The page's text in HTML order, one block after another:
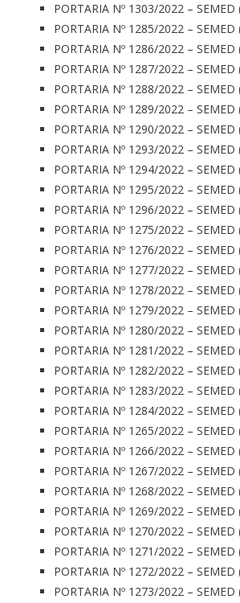
PORTARIA Nº 1303/2022 –
PORTARIA Nº 1285/2022 –
PORTARIA Nº 1286/2022 –
PORTARIA Nº 1287/2022 –
PORTARIA Nº 1288/2022 –
PORTARIA Nº 1289/2022 –
PORTARIA Nº 1290/2022 –
PORTARIA Nº 1293/2022 –
PORTARIA Nº 1294/2022 –
PORTARIA Nº 1295/2022 –
PORTARIA Nº 1296/2022 –
PORTARIA Nº 1275/2022 –
PORTARIA Nº 1276/2022 –
PORTARIA Nº 1277/2022 –
PORTARIA Nº 1278/2022 –
PORTARIA Nº 1279/2022 –
PORTARIA Nº 1280/2022 –
PORTARIA Nº 1281/2022 –
PORTARIA Nº 1282/2022 –
PORTARIA Nº 1283/2022 –
PORTARIA Nº 1284/2022 –
PORTARIA Nº 1265/2022 –
PORTARIA Nº 1266/2022 –
PORTARIA Nº 1267/2022 –
PORTARIA Nº 1268/2022 –
PORTARIA Nº 1269/2022 –
PORTARIA Nº 1270/2022 –
PORTARIA Nº 1271/2022 –
PORTARIA Nº 1272/2022 –
PORTARIA Nº 1273/2022 –